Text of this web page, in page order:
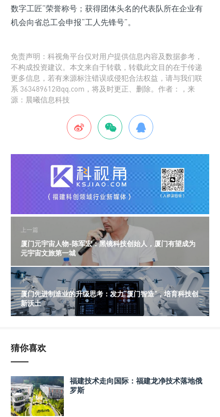
数字工匠”荣誉称号；获得团体头名的代表队所在企业有
机会向省总工会申报“工人先锋号”。
免责声明：科视角平台仅对用户提供信息内容及数据参考，
不构成投资建议。本文来自于转载，转载此文目的在于传递
更多信息，若有来源标注错误或侵犯合法权益，请与我们联
系 363489612@qq.com，将及时更正、删除。作者：，来
源：晨曦信息科技
上一篇
厦门元宇宙人物-陈军宏：黑镜科技创始人，厦门有望成为
元宇宙文旅第一城
下一篇
厦门先进制造业的升级思考：发力“厦门智造”，培育科技创
新沃土
猜你喜欢
福建技术走向国际：福建龙净技术落地俄
罗斯